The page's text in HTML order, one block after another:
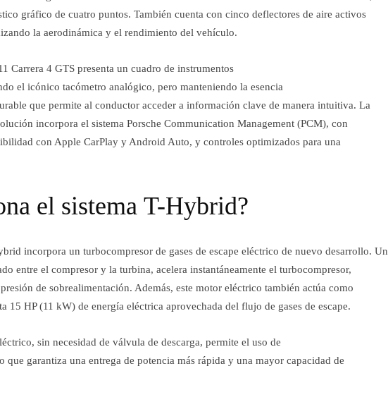
gráfico de cuatro puntos. También cuenta con cinco deflectores de aire activos
la aerodinámica y el rendimiento del vehículo.
Carrera 4 GTS presenta un cuadro de instrumentos
el icónico tacómetro analógico, pero manteniendo la esencia
que permite al conductor acceder a información clave de manera intuitiva. La
incorpora el sistema Porsche Communication Management (PCM), con
con Apple CarPlay y Android Auto, y controles optimizados para una
el sistema T-Hybrid?
incorpora un turbocompresor de gases de escape eléctrico de nuevo desarrollo. Un
entre el compresor y la turbina, acelera instantáneamente el turbocompresor,
de sobrealimentación. Además, este motor eléctrico también actúa como
15 HP (11 kW) de energía eléctrica aprovechada del flujo de gases de escape.
sin necesidad de válvula de descarga, permite el uso de
que garantiza una entrega de potencia más rápida y una mayor capacidad de